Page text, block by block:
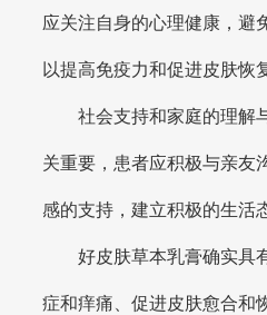
应关注自身的心理健康，避
以提高免疫力和促进皮肤恢
社会支持和家庭的理解
关重要，患者应积极与亲友
感的支持，建立积极的生活
好皮肤草本乳膏确实具
症和痒痛、促进皮肤愈合和